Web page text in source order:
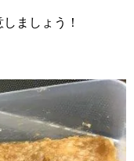
ましょう！